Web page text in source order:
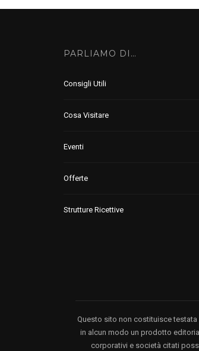
PARLIAMO DI…
Consigli Utili
Cosa Visitare
Eventi
Offerte
Strutture Ricettive
Questo sito non costituisce
in alcun modo un prodotto
corporativi e società citati